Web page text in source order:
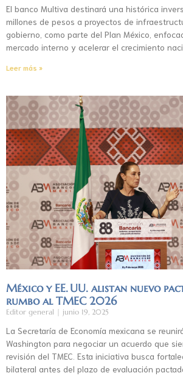
El banco Multiva destinará una histórica
millones de pesos a proyectos de
gobierno, como parte del Plan México,
mercado interno y acelerar el crecimiento
Leer más »
México y EE. UU. alistan nuevo
rumbo al TMEC 2026
Editor general junio 19, 2025
La Secretaría de Economía mexicana se
Washington para negociar un acuerdo que
revisión del TMEC. Esta iniciativa busca
bilateral antes del plazo de evaluación